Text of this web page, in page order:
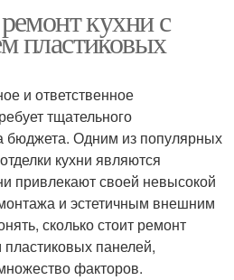
кухни с
пластиковых
и ответственное
тщательного
бюджета. Одним из популярных
кухни являются
привлекают своей невысокой
и эстетичным внешним
сколько стоит ремонт
панелей,
факторов.